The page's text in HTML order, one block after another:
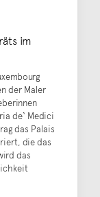
im
der Maler
de‘ Medici
das Palais
die das
das